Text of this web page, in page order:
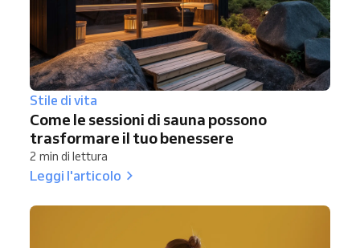
Stile di vita
Come le sessioni di sauna possono
trasformare il tuo benessere
2 min di lettura
Leggi l'articolo